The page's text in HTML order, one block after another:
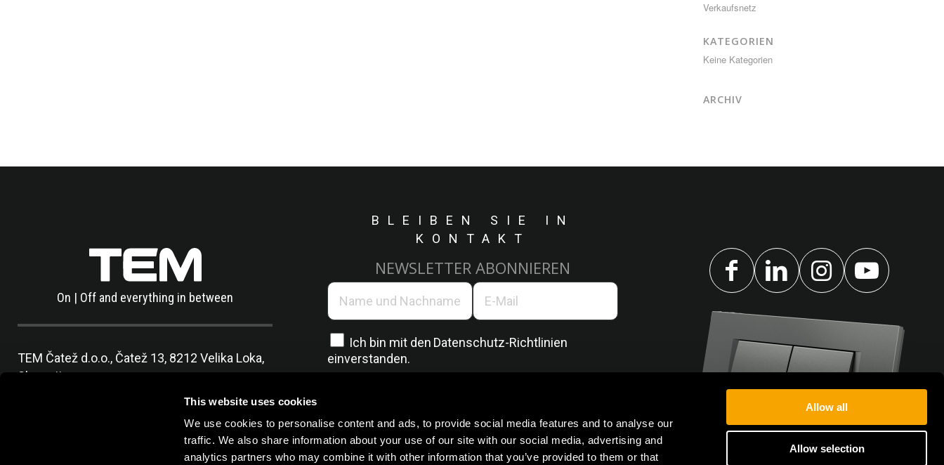
This website uses cookies
We use cookies to personalise content and ads, to provide social media features and to analyse our
traffic. We also share information about your use of our site with our social media, advertising and
analytics partners who may combine it with other information that you’ve provided to them or that
Allow all
Allow selection
Verkaufsnetz
KATEGORIEN
Keine Kategorien
ARCHIV
On | Off and everything in between
TEM Čatež d.o.o., Čatež 13, 8212 Velika Loka,
Slovenija
info@tem.si
BLEIBEN SIE IN
KONTAKT
NEWSLETTER ABONNIEREN
Ich bin mit den Datenschutz-Richtlinien
einverstanden.